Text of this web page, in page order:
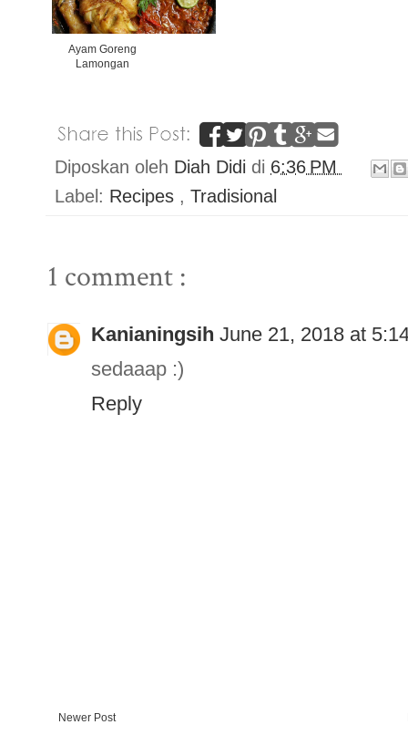
Ayam Goreng
Lamongan
Diposkan oleh Diah Didi di 6:36 PM
Label: Recipes , Tradisional
1 comment :
Kanianingsih June 21, 2018 at
sedaaap :)
Reply
Newer Post